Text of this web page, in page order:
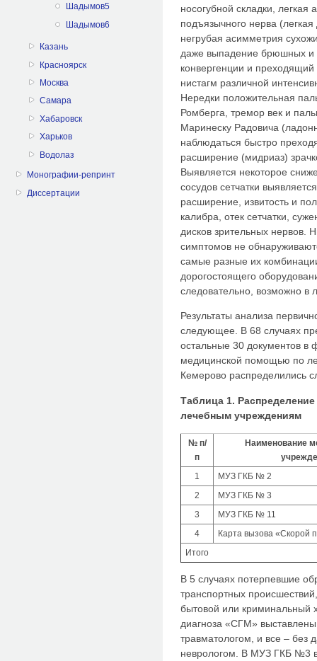
Шадымов5
Шадымов6
Казань
Красноярск
Москва
Самара
Хабаровск
Харьков
Водолаз
Монографии-репринт
Диссертации
носогубной складки,
подъязычного нерва
негрубая асимметрия
даже выпадение брюшных и
конвергенции и
нистагм различной
Нередки положительная
Ромберга, тремор век и
Маринеску Радовича
наблюдаться быстро
расширение (мидриаз)
Выявляется некоторое
сосудов сетчатки
расширение, извитость и
калибра, отек сетчатки,
дисков зрительных нервов.
симптомов не
самые разные их
дорогостоящего
следовательно, возможно в
Результаты анализа
следующее. В 68 случаях
остальные 30 документов
медицинской помощью по
Кемерово распределились
Таблица 1.
лечебным учреждениям
№ п/
п
Наименование
1
МУЗ ГКБ № 2
2
МУЗ ГКБ № 3
3
МУЗ ГКБ № 11
4
Карта вызова «Скорой
Итого
В 5 случаях потерпевшие
транспортных
бытовой или криминальный
диагноза «СГМ»
травматологом, и все – без
неврологом. В МУЗ ГКБ №3